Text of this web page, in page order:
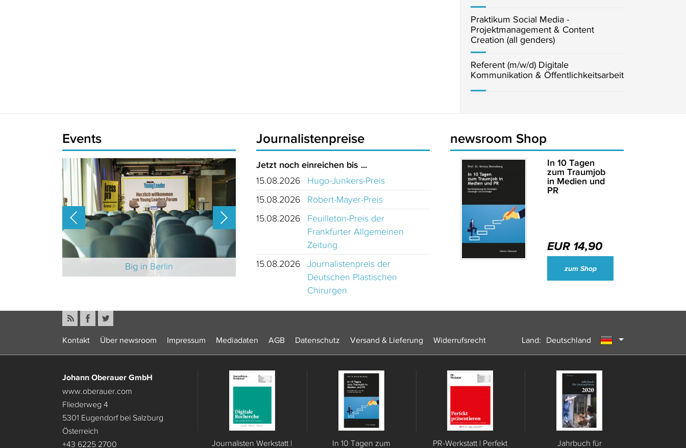
Praktikum Social Media -
Projektmanagement & Content
Creation (all genders)
Referent (m/w/d) Digitale
Kommunikation & Öffentlichkeitsarbeit
Events
Big in Berlin Wirtschaftsjournalisten und Unternehmenssprecher des Jahres 2024
Journalistenpreise
Jetzt noch einreichen bis ...
15.08.2026
Hugo-Junkers-Preis
15.08.2026
Robert-Mayer-Preis
15.08.2026
Feuilleton-Preis der
Frankfurter Allgemeinen
Zeitung
15.08.2026
Journalistenpreis der
Deutschen Plastischen
Chirurgen
newsroom Shop
In 10 Tagen
zum Traumjob
in Medien und
PR
EUR 14,90
zum Shop
Kontakt Über newsroom Impressum Mediadaten AGB Datenschutz Versand & Lieferung Widerrufsrecht Land:
Deutschland
Johann Oberauer GmbH
www.oberauer.com
Fliederweg 4
5301 Eugendorf bei Salzburg
Österreich
+43 6225 2700
Journalisten Werkstatt | In 10 Tagen zum PR-Werkstatt | Perfekt Jahrbuch für